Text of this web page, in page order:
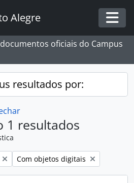
Alegre
oficiais do Campus
resultados por:
1 resultados
Remover filtro:
Com objetos digitais